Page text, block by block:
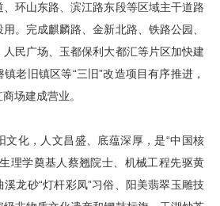
环山东路、滨江路东段等区域主干道路
。完成麒麟路、金新北路、铁路公园、
民广场、玉都保利大都汇等片区加快建
老旧镇区等“三旧”改造项目有序推进，
场建成营业。
化，人文昌盛、底蕴深厚，是“中国核
理学奠基人蔡翘院士、机械工程先驱黄
龙砂“灯杆彩凤”习俗、阳美翡翠玉雕技